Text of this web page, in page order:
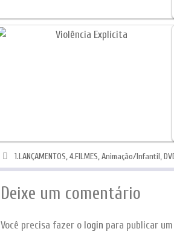
Categorias
1.LANÇAMENTOS,4.FILMES,Animação/Infantil,
Deixe um comentário
Você precisa fazer o login para publicar